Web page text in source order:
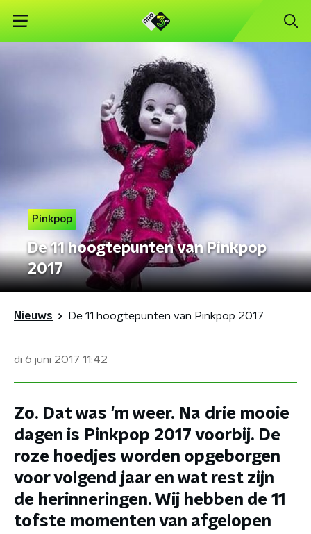
Pinkpop
De 11 hoogtepunten van Pinkpop
2017
Nieuws De 11 hoogtepunten van Pinkpop 2017
di 6 juni 2017 11:42
Zo. Dat was 'm weer. Na drie mooie
dagen is Pinkpop 2017 voorbij. De
roze hoedjes worden opgeborgen
voor volgend jaar en wat rest zijn
de herinneringen. Wij hebben de 11
tofste momenten van afgelopen